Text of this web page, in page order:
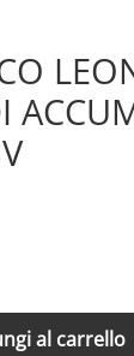
al carrello